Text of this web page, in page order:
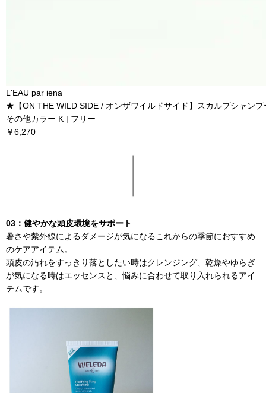
L'EAU par iena
★【ON THE WILD SIDE / オンザワイルドサイド】スカルプシャンプ
その他カラー K | フリー
￥6,270
03：健やかな頭皮環境をサポート
暑さや紫外線によるダメージが気になるこれからの季節におすすめ
のケアアイテム。
頭皮の汚れをすっきり落としたい時はクレンジング、乾燥やゆらぎ
が気になる時はエッセンスと、悩みに合わせて取り入れられるアイ
テムです。